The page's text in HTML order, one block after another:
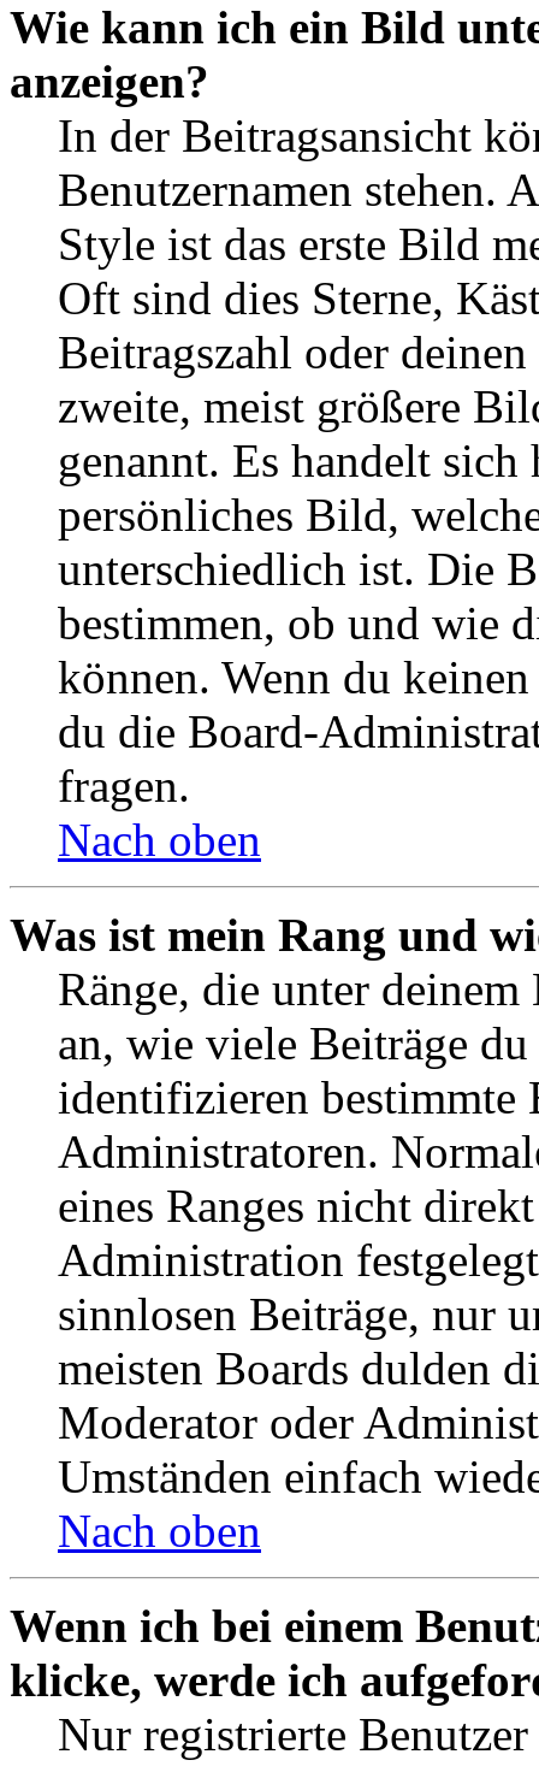
Wie kann ich ein Bild
anzeigen?
In der Beitragsansicht
Benutzernamen stehen.
Style ist das erste Bild
Oft sind dies Sterne,
Beitragszahl oder
zweite, meist größere
genannt. Es handelt
persönliches Bild,
unterschiedlich ist. Die
bestimmen, ob und wie
können. Wenn du
du die Board-
fragen.
Nach oben
Was ist mein Rang und
Ränge, die unter deinem
an, wie viele Beiträge
identifizieren bestimmte
Administratoren.
eines Ranges nicht
Administration
sinnlosen Beiträge, nur
meisten Boards dulden
Moderator oder
Umständen einfach
Nach oben
Wenn ich bei einem
klicke, werde ich
Nur registrierte